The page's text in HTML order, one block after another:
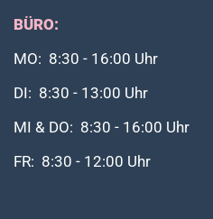
BÜRO:
MO: 8:30 - 16:00 Uhr
DI: 8:30 - 13:00 Uhr
MI & DO: 8:30 - 16:00 Uhr
FR: 8:30 - 12:00 Uhr